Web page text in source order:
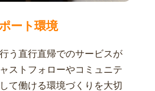
ート環境
う直行直帰でのサービスが
ストフォローやコミュニテ
て働ける環境づくりを大切